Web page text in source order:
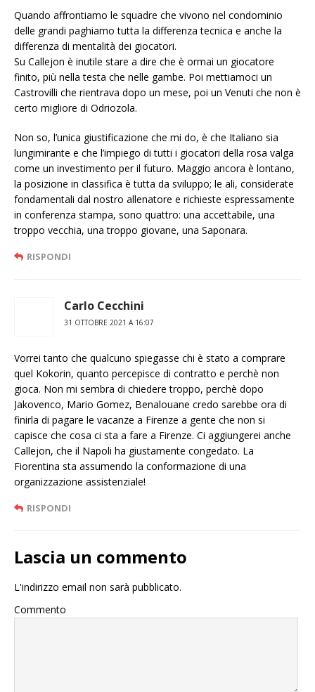
Quando affrontiamo le squadre che vivono nel condominio
delle grandi paghiamo tutta la differenza tecnica e anche la
differenza di mentalità dei giocatori.
Su Callejon è inutile stare a dire che è ormai un giocatore
finito, più nella testa che nelle gambe. Poi mettiamoci un
Castrovilli che rientrava dopo un mese, poi un Venuti che non è
certo migliore di Odriozola.
Non so, l’unica giustificazione che mi do, è che Italiano sia
lungimirante e che l’impiego di tutti i giocatori della rosa valga
come un investimento per il futuro. Maggio ancora è lontano,
la posizione in classifica è tutta da sviluppo; le ali, considerate
fondamentali dal nostro allenatore e richieste espressamente
in conferenza stampa, sono quattro: una accettabile, una
troppo vecchia, una troppo giovane, una Saponara.
RISPONDI
Carlo Cecchini
31 OTTOBRE 2021 A 16:07
Vorrei tanto che qualcuno spiegasse chi è stato a comprare
quel Kokorin, quanto percepisce di contratto e perchè non
gioca. Non mi sembra di chiedere troppo, perchè dopo
Jakovenco, Mario Gomez, Benalouane credo sarebbe ora di
finirla di pagare le vacanze a Firenze a gente che non si
capisce che cosa ci sta a fare a Firenze. Ci aggiungerei anche
Callejon, che il Napoli ha giustamente congedato. La
Fiorentina sta assumendo la conformazione di una
organizzazione assistenziale!
RISPONDI
Lascia un commento
L'indirizzo email non sarà pubblicato.
Commento